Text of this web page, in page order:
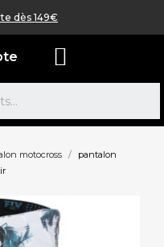
dès 149€
motocross
pantalon